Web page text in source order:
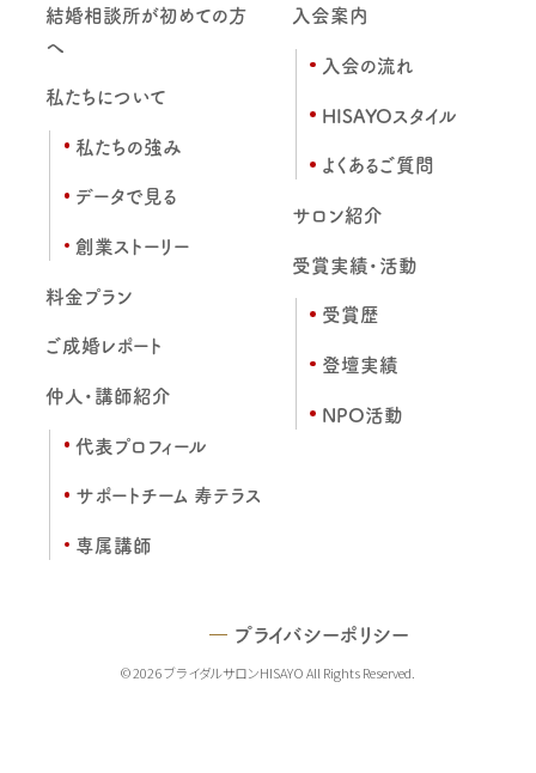
結婚相談所が初めての方
へ
私たちについて
私たちの強み
データで見る
創業ストーリー
料金プラン
ご成婚レポート
仲人・講師紹介
代表プロフィール
サポートチーム 寿テラス
専属講師
入会案内
入会の流れ
HISAYOスタイル
よくあるご質問
サロン紹介
受賞実績・活動
受賞歴
登壇実績
NPO活動
プライバシーポリシー
© 2026 ブライダルサロンHISAYO All Rights Reserved.